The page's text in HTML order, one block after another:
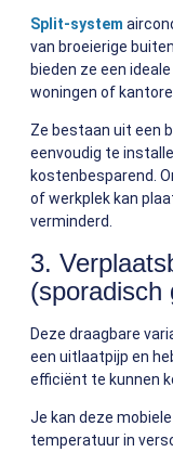
Split-system
van broeierige
bieden ze een
woningen of
Ze bestaan uit een
eenvoudig te
kostenbesparend.
of werkplek kan
verminderd.
3.
(sporadisch
Deze draagbare
een uitlaatpijp en
efficiënt te kunnen
Je kan deze
temperatuur in